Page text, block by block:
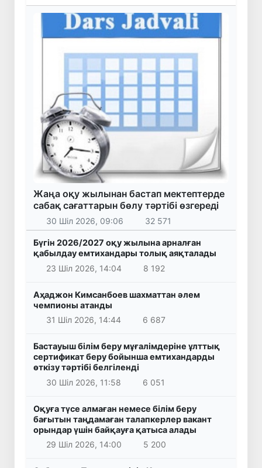
Жаңа оқу жылынан бастап мектептерде
сабақ сағаттарын бөлу тәртібі өзгереді
30 Шіл 2026, 09:06 32 571
Бүгін 2026/2027 оқу жылына арналған
қабылдау емтихандары толық аяқталады
23 Шіл 2026, 14:04
8 192
Аҳаджон Кимсанбоев шахматтан әлем
чемпионы атанды
31 Шіл 2026, 14:44
6 687
Бастауыш білім беру мұғалімдеріне ұлттық
сертификат беру бойынша емтихандарды
өткізу тәртібі белгіленді
30 Шіл 2026, 11:58
6 051
Оқуға түсе алмаған немесе білім беру
бағытын таңдамаған талапкерлер вакант
орындар үшін байқауға қатыса алады
29 Шіл 2026, 14:00
5 200